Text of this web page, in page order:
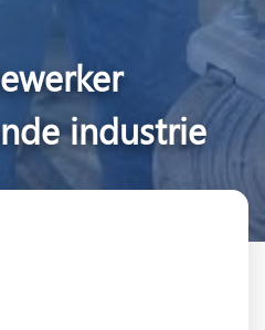
industrie